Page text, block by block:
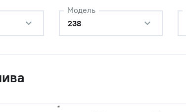
Модель
238